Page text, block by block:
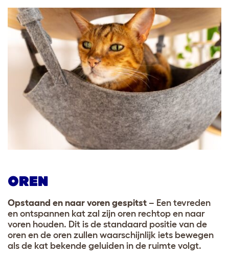
OREN
Opstaand en naar voren gespitst – Een tevreden
en ontspannen kat zal zijn oren rechtop en naar
voren houden. Dit is de standaard positie van de
oren en de oren zullen waarschijnlijk iets bewegen
als de kat bekende geluiden in de ruimte volgt.